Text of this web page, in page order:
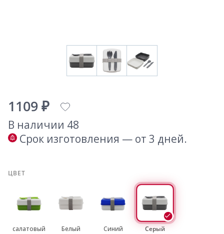
1109 ₽
В наличии 48
Срок изготовления — от 3 дней.
ЦВЕТ
салатовый Белый Синий Серый